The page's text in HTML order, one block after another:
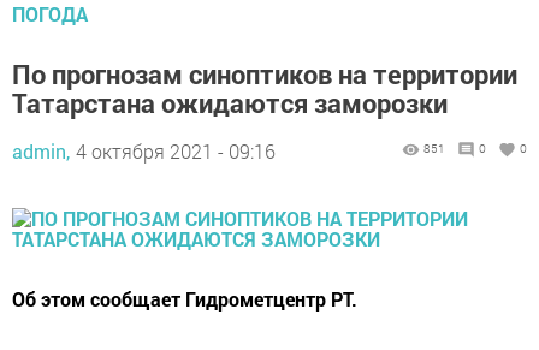
ПОГОДА
По прогнозам синоптиков на территории
Татарстана ожидаются заморозки
admin, 4 октября 2021 - 09:16 851 0 0
Об этом сообщает Гидрометцентр РТ.